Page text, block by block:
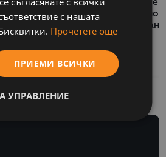
SAF-с нашата
Прочетете още
ПРИЕМИ ВСИЧКИ
УПРАВЛЕНИЕ